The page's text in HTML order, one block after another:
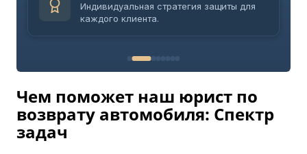
Индивидуальная стратегия защиты для
каждого клиента.
Чем поможет наш юрист по
возврату автомобиля: Спектр
задач